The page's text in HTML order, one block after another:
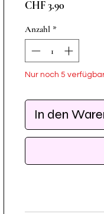
CHF 3.90
Anzahl *
Nur noch 5
In den